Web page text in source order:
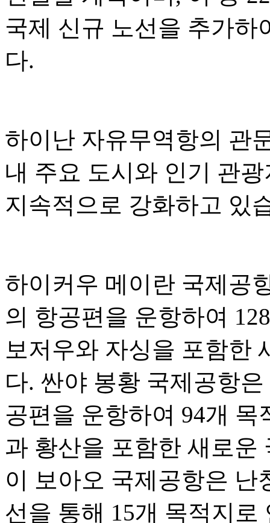
국제 신규 노선을 추가하
다.
하이난 자유무역항의 관
내 주요 도시와 인기 관
지속적으로 강화하고 있
하이커우 메이란 국제공
의 항공편을 운항하여
보저우와 자싱을 포함한
다. 싼야 봉황 국제공항
공편을 운항하여 94개
과 황산을 포함한 새로운
이 보아오 국제공항은 난
선을 통해 15개 목적지